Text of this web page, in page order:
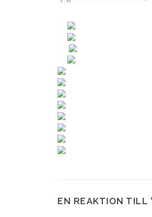
EN REAKTION TILL